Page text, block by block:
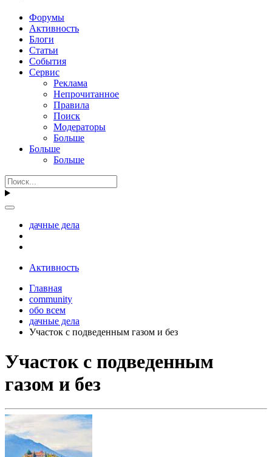
Форумы
Активность
Блоги
Статьи
События
Сервис
Реклама
Непрочитанное
Правила
Поиск
Модераторы
Больше
Больше
Больше
дачные дела
Активность
Главная
community
обо всем
дачные дела
Участок с подведенным газом и без
Участок с подведенным
газом и без